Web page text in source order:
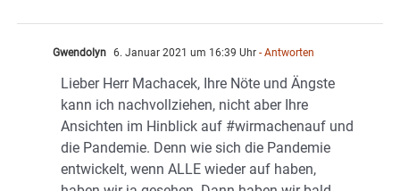
Gwendolyn 6. Januar 2021 um 16:39 Uhr - Antworten
Lieber Herr Machacek, Ihre Nöte und Ängste
kann ich nachvollziehen, nicht aber Ihre
Ansichten im Hinblick auf #wirmachenauf und
die Pandemie. Denn wie sich die Pandemie
entwickelt, wenn ALLE wieder auf haben,